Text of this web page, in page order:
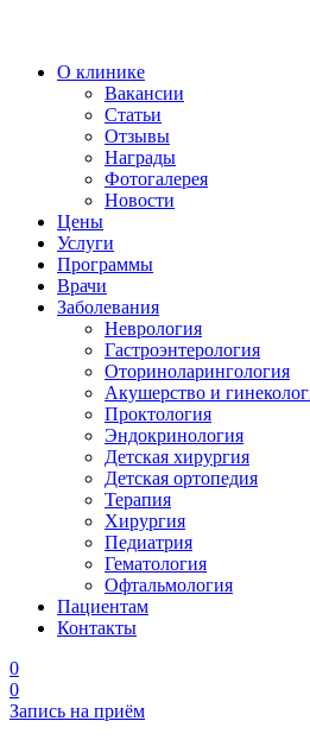
О клинике
Вакансии
Статьи
Отзывы
Награды
Фотогалерея
Новости
Цены
Услуги
Программы
Врачи
Заболевания
Неврология
Гастроэнтерология
Оториноларингология
Акушерство и
Проктология
Эндокринология
Детская хирургия
Детская ортопедия
Терапия
Хирургия
Педиатрия
Гематология
Офтальмология
Пациентам
Контакты
0
0
Запись на приём